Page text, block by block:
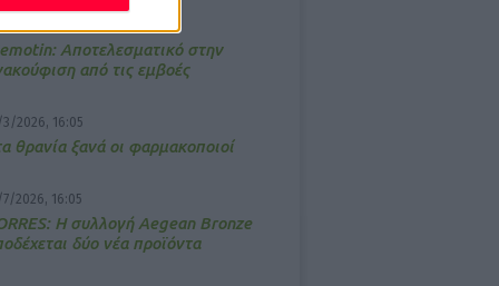
Αποτελεσματικό στην
από τις εμβοές
3/2026, 16:05
θρανία ξανά οι φαρμακοποιοί
7/2026, 16:05
Η συλλογή Aegean Bronze
δύο νέα προϊόντα